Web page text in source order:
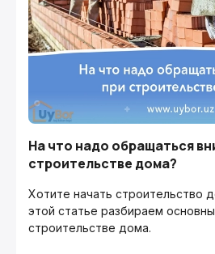
На что надо обращаться
строительстве дома?
Хотите начать строительство
этой статье разбираем
строительстве дома.